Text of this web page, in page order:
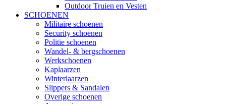
Outdoor Truien en Vesten
SCHOENEN
Militaire schoenen
Security schoenen
Politie schoenen
Wandel- & bergschoenen
Werkschoenen
Kaplaarzen
Winterlaarzen
Slippers & Sandalen
Overige schoenen